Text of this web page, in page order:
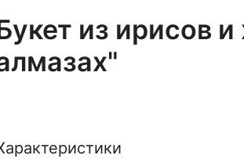
из ирисов